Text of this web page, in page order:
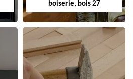
boiserie, bois 27